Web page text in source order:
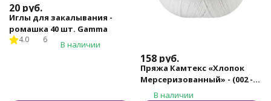
20 руб.
Иглы для закалывания -
ромашка 40 шт. Gamma
4.0 6 В наличии
158 руб.
Пряжа Камтекс «Хлопок
Мерсеризованный» - (002 -
Отбелка)
В наличии